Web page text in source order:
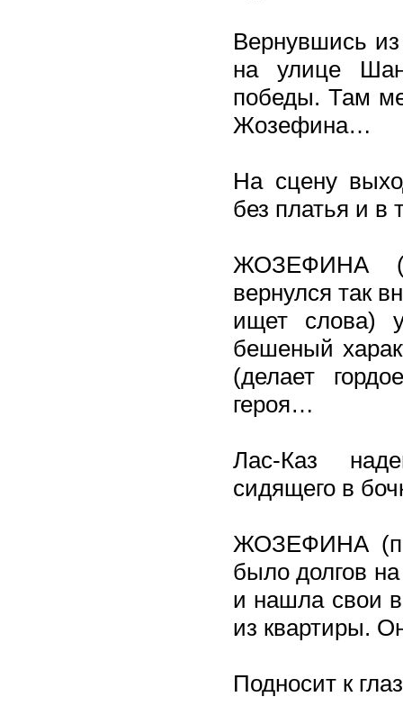
Вернувшись
на улице
победы. Там
Жозефина…
На сцену
без платья и в
ЖОЗЕФИНА
вернулся так
ищет слова)
бешеный
(делает
героя…
Лас-Каз
сидящего в
ЖОЗЕФИНА
было долгов
и нашла свои
из квартиры.
Подносит к